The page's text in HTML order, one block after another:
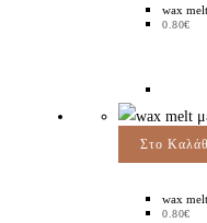
wax
0.80€
Στο
wax
0.80€